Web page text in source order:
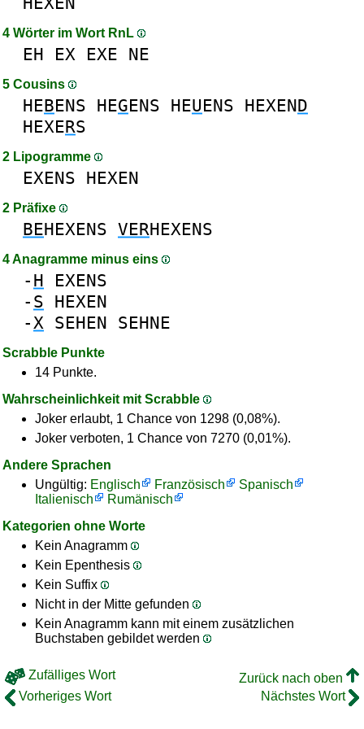
4 Wörter im Wort RnL
EH EX EXE NE
5 Cousins
HEBENS HEGENS HEUENS HEXEND
HEXERS
2 Lipogramme
EXENS HEXEN
2 Präfixe
BEHEXENS VERHEXENS
4 Anagramme minus eins
- H
EXENS
- S HEXEN
-X SEHEN SEHNE
Scrabble Punkte
14 Punkte.
Wahrscheinlichkeit mit Scrabble
Joker erlaubt, 1 Chance von 1298 (0,08%).
Joker verboten, 1 Chance von 7270 (0,01%).
Andere Sprachen
Ungültig: Englisch Französisch
Spanisch
Italienisch
Rumänisch
Kategorien ohne Worte
Kein Anagramm
Kein Epenthesis
Kein Suffix
Nicht in der Mitte gefunden
Kein Anagramm kann mit einem zusätzlichen
Buchstaben gebildet werden
Zufälliges Wort
Zurück nach oben
Vorheriges Wort
Nächstes Wort